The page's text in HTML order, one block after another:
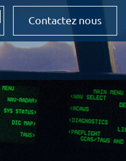
Contactez nous